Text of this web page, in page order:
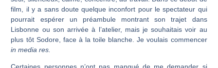
film, il y a sans doute quelque inconfort pour le spectateur qui
pourrait espérer un préambule montrant son trajet dans
Lisbonne ou son arrivée à l’atelier, mais je souhaitais voir au
plus tôt Sodore, face à la toile blanche. Je voulais commencer
in media res.